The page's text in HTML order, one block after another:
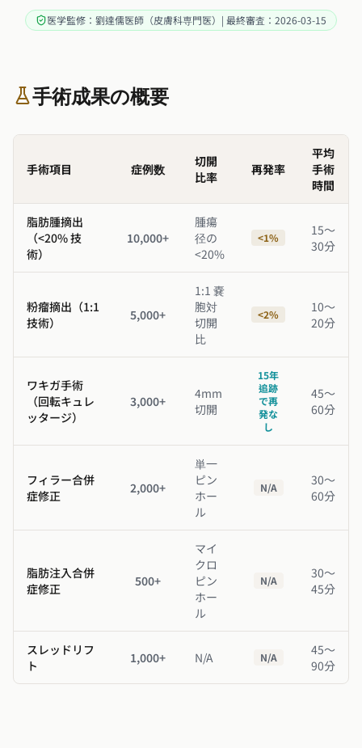
医学監修：劉達儒医師（皮膚科専門医）| 最終審査：2026-03-15
手術成果の概要
手術項目 症例数
切開
比率
再発率
平均
手術
時間
脂肪腫摘出
（<20% 技
術）
10,000+
腫瘍
径の
<20%
<1%
15〜
30分
粉瘤摘出（1:1
技術）
5,000+
1:1 嚢
胞対
切開
比
<2%
10〜
20分
ワキガ手術
（回転キュレ
ッタージ）
3,000+
4mm
切開
15年
追跡
で再
発な
し
45〜
60分
フィラー合併
症修正
2,000+
単一
ピン
ホー
ル
N/A
30〜
60分
脂肪注入合併
症修正
500+
マイ
クロ
ピン
ホー
ル
N/A
30〜
45分
スレッドリフ
ト
1,000+ N/A N/A
45〜
90分